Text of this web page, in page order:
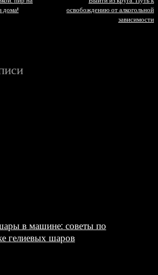
дома!
освобождению от алкогольной
зависимости
в машине: советы по
гелиевых шаров